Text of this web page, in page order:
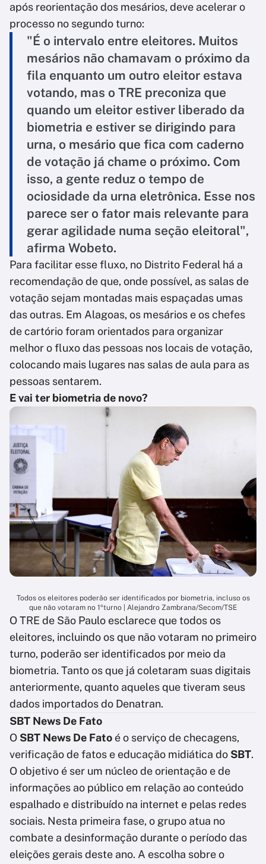
após reorientação dos mesários, deve acelerar o
processo no segundo turno:
"É o intervalo entre eleitores. Muitos
mesários não chamavam o próximo da
fila enquanto um outro eleitor estava
votando, mas o TRE preconiza que
quando um eleitor estiver liberado da
biometria e estiver se dirigindo para
urna, o mesário que fica com caderno
de votação já chame o próximo. Com
isso, a gente reduz o tempo de
ociosidade da urna eletrônica. Esse nos
parece ser o fator mais relevante para
gerar agilidade numa seção eleitoral",
afirma Wobeto.
Para facilitar esse fluxo, no Distrito Federal há a
recomendação de que, onde possível, as salas de
votação sejam montadas mais espaçadas umas
das outras. Em Alagoas, os mesários e os chefes
de cartório foram orientados para organizar
melhor o fluxo das pessoas nos locais de votação,
colocando mais lugares nas salas de aula para as
pessoas sentarem.
E vai ter biometria de novo?
Todos os eleitores poderão ser identificados por biometria, incluso os
que não votaram no 1ºturno | Alejandro Zambrana/Secom/TSE
O TRE de São Paulo esclarece que todos os
eleitores, incluindo os que não votaram no primeiro
turno, poderão ser identificados por meio da
biometria. Tanto os que já coletaram suas digitais
anteriormente, quanto aqueles que tiveram seus
dados importados do Denatran.
SBT News De Fato
O SBT News De Fato é o serviço de checagens,
verificação de fatos e educação midiática do SBT.
O objetivo é ser um núcleo de orientação e de
informações ao público em relação ao conteúdo
espalhado e distribuído na internet e pelas redes
sociais. Nesta primeira fase, o grupo atua no
combate a desinformação durante o período das
eleições gerais deste ano. A escolha sobre o